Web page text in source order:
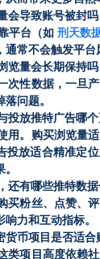
会导致账号被封吗
平台（如刑天数
常不会触发平台
览量会长期保持吗
次性数据，一旦
问题。
投放推特广告哪
用。购买浏览量
投放适合精准定
还有哪些推特数
买粉丝、点赞、
力和互动指标。
货币项目是否适
类项目高度依赖